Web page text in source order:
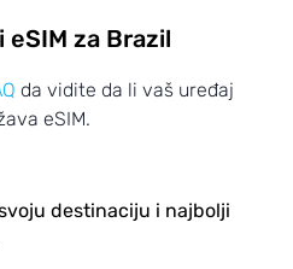
eSIM za Brazil
da vidite da li vaš uređaj
eSIM.
destinaciju i najbolji